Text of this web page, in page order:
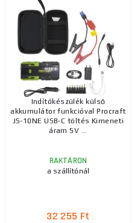
Indítókészülék külső
akkumulátor funkcióval Procraft
JS-10NE USB-C töltés Kimeneti
áram 5V ...
RAKTÁRON
a szállítónál
32 255 Ft